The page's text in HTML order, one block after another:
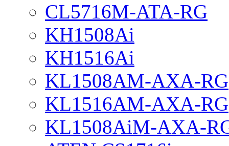
CL5716M-ATA-RG
KH1508Ai
KH1516Ai
KL1508AM-AXA-RG
KL1516AM-AXA-RG
KL1508AiM-AXA-